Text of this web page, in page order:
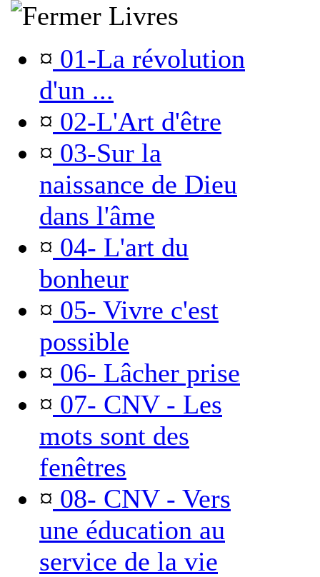
Livres
¤ 01-La révolution
d'un ...
¤ 02-L'Art d'être
¤ 03-Sur la
naissance de Dieu
dans l'âme
¤ 04- L'art du
bonheur
¤ 05- Vivre c'est
possible
¤ 06- Lâcher prise
¤ 07- CNV - Les
mots sont des
fenêtres
¤ 08- CNV - Vers
une éducation au
service de la vie